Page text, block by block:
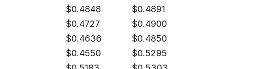
$0.4848 $0.4891
$0.4727 $0.4900
$0.4636 $0.4850
$0.4550 $0.5295